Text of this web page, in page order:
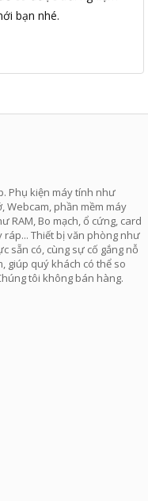
bạn nhé.
Phụ kiện máy tính như
Webcam, phần mềm máy
RAM, Bo mạch, ổ cứng, card
Thiết bị văn phòng như
sẵn có, cùng sự cố gắng nỗ
giúp quý khách có thể so
tôi không bán hàng.